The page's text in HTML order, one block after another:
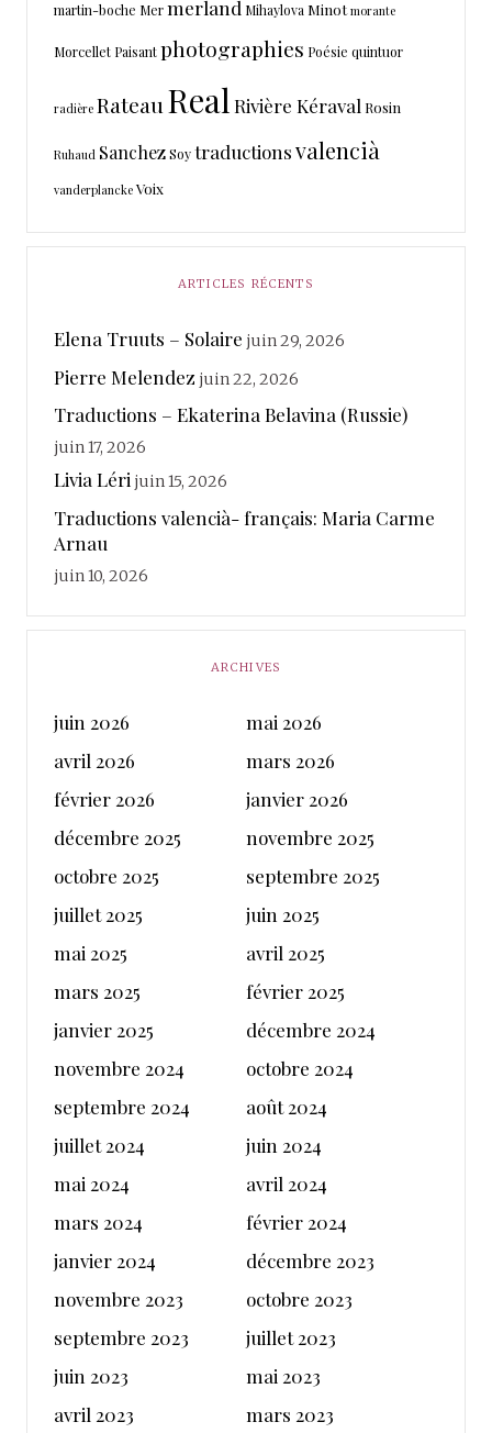
martin-boche Mermerland Mihaylova Minot morante
Morcellet Paisantphotographies Poésie quintuor
radière Rateau Real Rivière Kéraval Rosin
Ruhaud SanchezSoytraductionsvalencià
vanderplancke Voix
ARTICLES RÉCENTS
Elena Truuts – Solaire juin 29, 2026
Pierre Melendez juin 22, 2026
Traductions – Ekaterina Belavina (Russie)
juin 17, 2026
Livia Léri juin 15, 2026
Traductions valencià- français: Maria Carme
Arnau
juin 10, 2026
ARCHIVES
juin 2026
mai 2026
avril 2026
mars 2026
février 2026
janvier 2026
décembre 2025
novembre 2025
octobre 2025
septembre 2025
juillet 2025
juin 2025
mai 2025
avril 2025
mars 2025
février 2025
janvier 2025
décembre 2024
novembre 2024
octobre 2024
septembre 2024
août 2024
juillet 2024
juin 2024
mai 2024
avril 2024
mars 2024
février 2024
janvier 2024
décembre 2023
novembre 2023
octobre 2023
septembre 2023
juillet 2023
juin 2023
mai 2023
avril 2023
mars 2023